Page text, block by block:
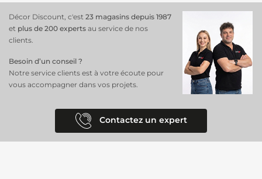
Décor Discount, c'est 23 magasins depuis 1987
et plus de 200 experts au service de nos
clients.
Besoin d’un conseil ?
Notre service clients est à votre écoute pour
vous accompagner dans vos projets.
Contactez un expert